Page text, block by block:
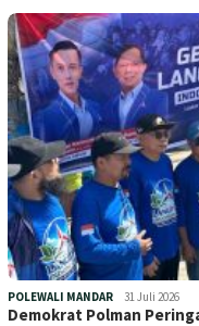
POLEWALI MANDAR 31 Juli 2026
Demokrat Polman